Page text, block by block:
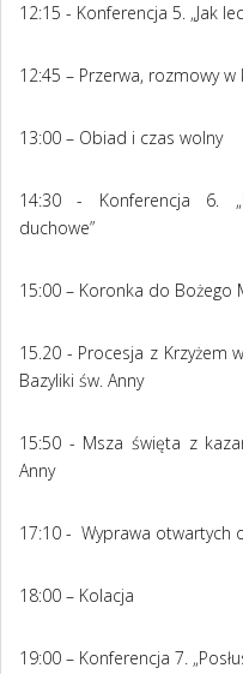
12:15 - Konferencja 5. „Jak
12:45 – Przerwa, rozmowy w
13:00 – Obiad i czas wolny
14:30 - Konferencja 6.
duchowe”
15:00 – Koronka do Bożego
15.20 - Procesja z Krzyżem
Bazyliki św. Anny
15:50 - Msza święta z
Anny
17:10 - Wyprawa otwartych
18:00 – Kolacja
19:00 – Konferencja 7.